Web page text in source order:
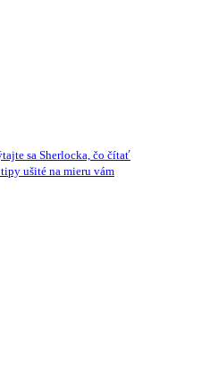
sa Sherlocka, čo čítať
ušité na mieru vám